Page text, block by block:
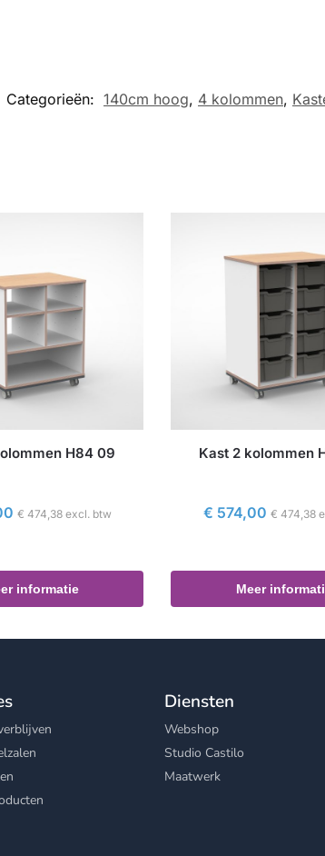
Categorieën: 140cm hoog, 4 kolommen,
H84 09
€ 474,38excl. btw
informatie
Kast 2 kolommen
€ 574,00 € 474,38
Meer
Diensten
Webshop
Studio Castilo
Maatwerk